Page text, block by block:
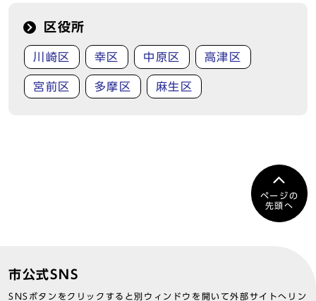
区役所
川崎区 幸区 中原区 高津区
宮前区 多摩区 麻生区
ページの
先頭へ
市公式SNS
SNSボタンをクリックすると別ウィンドウを開いて外部サイトへリン